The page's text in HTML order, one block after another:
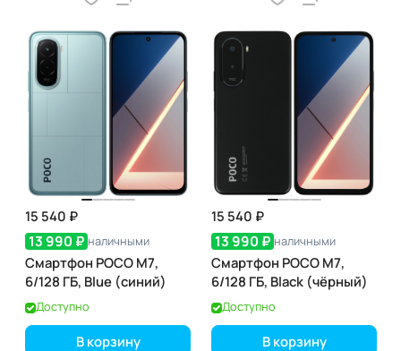
15 540 ₽
13 990 ₽ наличными
Смартфон POCO M7,
6/128 ГБ, Blue (синий)
Доступно
В корзину
15 540 ₽
13 990 ₽ наличными
Смартфон POCO M7,
6/128 ГБ, Black (чёрный)
Доступно
В корзину